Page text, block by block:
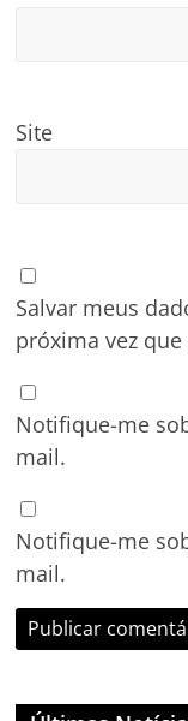
Site
Salvar meus
próxima vez
Notifique-me
mail.
Notifique-me
mail.